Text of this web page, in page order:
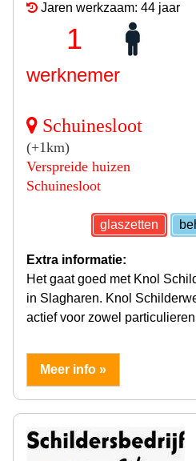
Jaren werkzaam: 44 jaar
1
werknemer
Schuinesloot
(+1km)
Verspreide huizen
Schuinesloot
glaszetten
Extra informatie:
Het gaat goed met Knol
in Slagharen. Knol
actief voor zowel
Meer info »